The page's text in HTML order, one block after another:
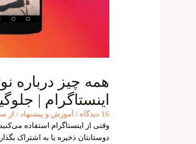
همه چیز درباره
اینستاگرام |
16 دیدگاه / آموزش و پیشنهاد / از
وقتی از اینستاگرام استفاده
دوستانتان ذخیره یا به اشتراک